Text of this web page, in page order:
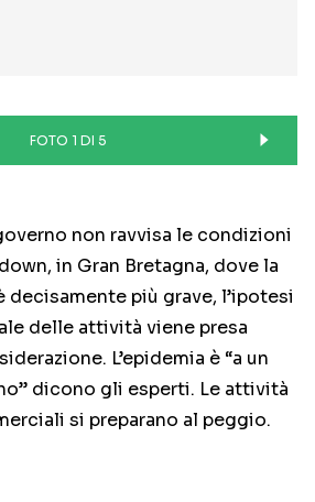
FOTO 1 DI 5
non ravvisa le condizioni
in Gran Bretagna, dove la
più grave, l’ipotesi
delle attività viene presa
L’epidemia è “a un
dicono gli esperti. Le attività
si preparano al peggio.